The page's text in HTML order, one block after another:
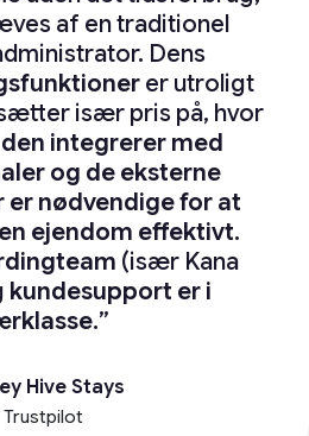
af en traditionel
Dens
er utroligt
især pris på, hvor
integrerer med
og de eksterne
nødvendige for at
ejendom effektivt.
(især Kana
kundesupport er i
”
Hive Stays
Trustpilot
2 til 20 ejendomme, og
er i verdensklasse.”
Raiford-Holland
Kelaiditi
Trustpilot
RENTALS
der krævedes for at
Halverson
MANAGEMENT